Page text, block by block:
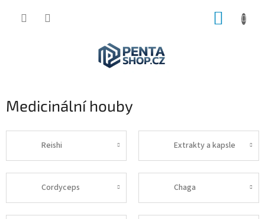
Medicinální houby
Reishi Extrakty a kapsle
Cordyceps Chaga